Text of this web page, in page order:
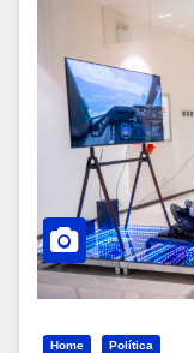
Home Política